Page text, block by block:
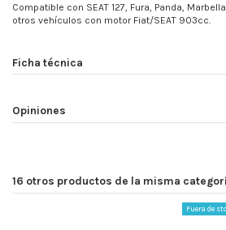
Compatible con SEAT 127, Fura, Panda,
otros vehículos con motor Fiat/SEAT 903cc.
Ficha técnica
Opiniones
16 otros productos de la misma
Fuera de